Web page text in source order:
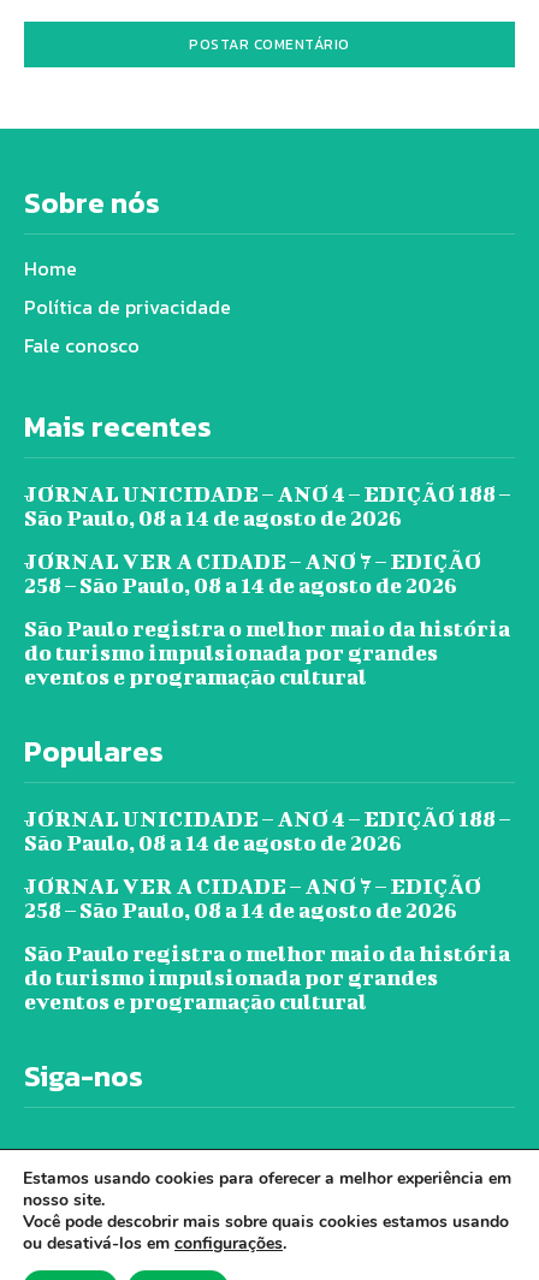
Sobre nós
Home
Política de privacidade
Fale conosco
Mais recentes
JORNAL UNICIDADE – ANO 4 – EDIÇÃO 188 –
São Paulo, 08 a 14 de agosto de 2026
JORNAL VER A CIDADE – ANO 7 – EDIÇÃO
258 – São Paulo, 08 a 14 de agosto de 2026
São Paulo registra o melhor maio da história
do turismo impulsionada por grandes
eventos e programação cultural
Populares
JORNAL UNICIDADE – ANO 4 – EDIÇÃO 188 –
São Paulo, 08 a 14 de agosto de 2026
JORNAL VER A CIDADE – ANO 7 – EDIÇÃO
258 – São Paulo, 08 a 14 de agosto de 2026
São Paulo registra o melhor maio da história
do turismo impulsionada por grandes
eventos e programação cultural
Siga-nos
© Jornal Ver A Cidade - Todos os direitos
Estamos usando cookies para oferecer a melhor experiência em
nosso site.
Você pode descobrir mais sobre quais cookies estamos usando
ou desativá-los em configurações.